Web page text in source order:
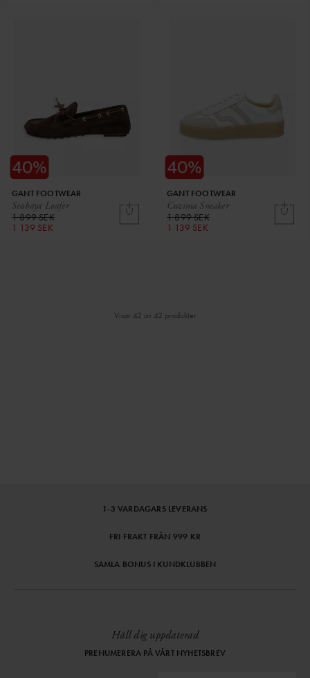
Seabaya Loafer
GANT FOOTWEAR
1 899 SEK
1 139 SEK
Cuzima Sneaker
GANT FOOTWEAR
1 899 SEK
1 139 SEK
Visar 42 av 42 produkter
1-3 VARDAGARS LEVERANS
FRI FRAKT FRÅN 999 KR
SAMLA BONUS I KUNDKLUBBEN
Håll dig uppdaterad
PRENUMERERA PÅ VÅRT NYHETSBREV